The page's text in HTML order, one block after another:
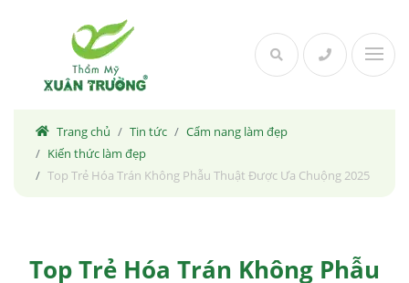
Trang chủ Tin tức
Cẩm nang làm đẹp
Kiến thức làm đẹp
Top Trẻ Hóa Trán Không Phẫu Thuật Được Ưa Chuộng 2025
Top Trẻ Hóa Trán Không Phẫu